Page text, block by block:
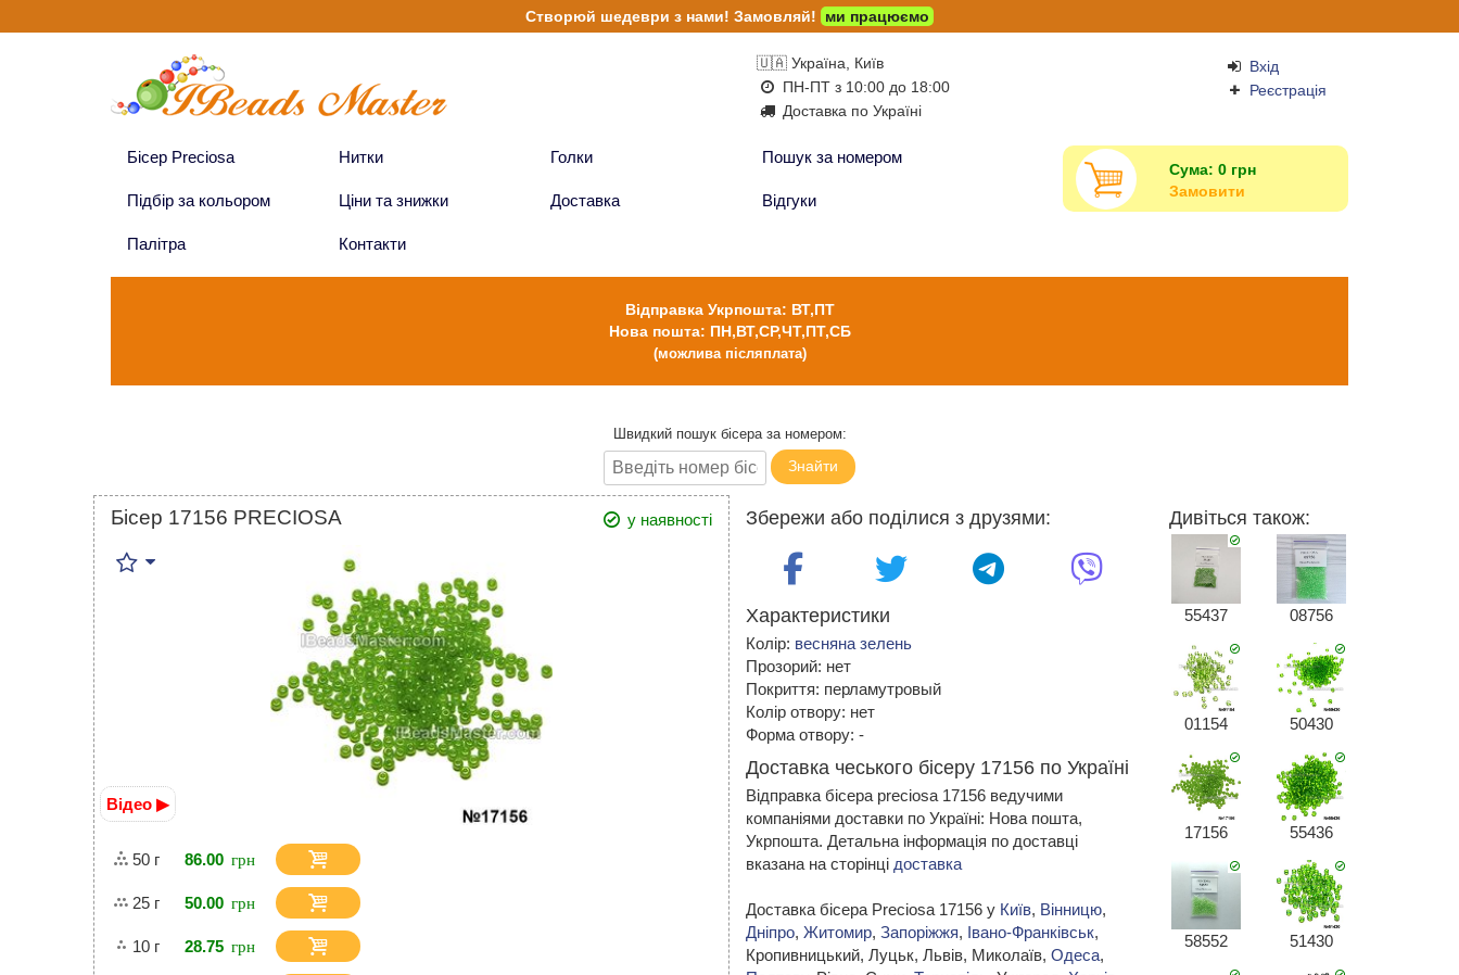
🇺🇦 Україна, Київ
ПН-ПТ з 10:00 до 18:00
Доставка по Україні
Вхід
Реєстрація
Бісер Preciosa Нитки Голки Пошук за номером
Підбір за кольором Ціни та знижки Доставка Відгуки
Палітра Контакти
Сума: 0 грн
Замовити
Відправка Укрпошта: ВТ,ПТ
Нова пошта: ПН,ВТ,СР,ЧТ,ПТ,СБ
(можлива післяплата)
Швидкий пошук бісера за номером:
Знайти
Бісер 17156 PRECIOSA у наявності
Відео ▶
50 г 86.00
25 г 50.00
10 г 28.75
Збережи або поділися з друзями:
Характеристики
Колір: весняна зелень
Прозорий: нет
Покриття: перламутровый
Колір отвору: нет
Форма отвору: -
Доставка чеського бісеру 17156 по Україні
Відправка бісера preciosa 17156 ведучими
компаніями доставки по Україні: Нова пошта,
Укрпошта. Детальна інформація по доставці
вказана на сторінці доставка
Доставка бісера Preciosa 17156 у Київ, Вінницю,
Дніпро, Житомир, Запоріжжя, Івано-Франківськ,
Кропивницький, Луцьк, Львів, Миколаїв, Одеса,
Дивіться також:
55437 08756
01154 50430
17156 55436
58552 51430
Створюй шедеври з нами! Замовляй! ми працюємо